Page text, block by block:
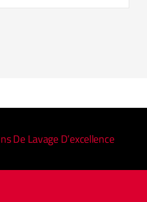
De Lavage D’excellence